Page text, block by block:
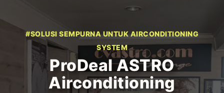
#SOLUSI SEMPURNA UNTUK AIRCONDITIONING
SYSTEM
ProDeal ASTRO
Airconditioning